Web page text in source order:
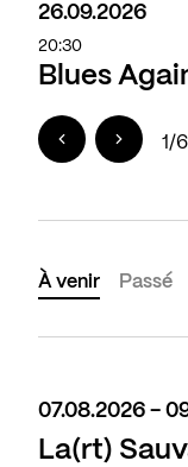
Blues
26.09.2026
20:30
1/6
À venir Passé
07.08.2026 -
La(rt)